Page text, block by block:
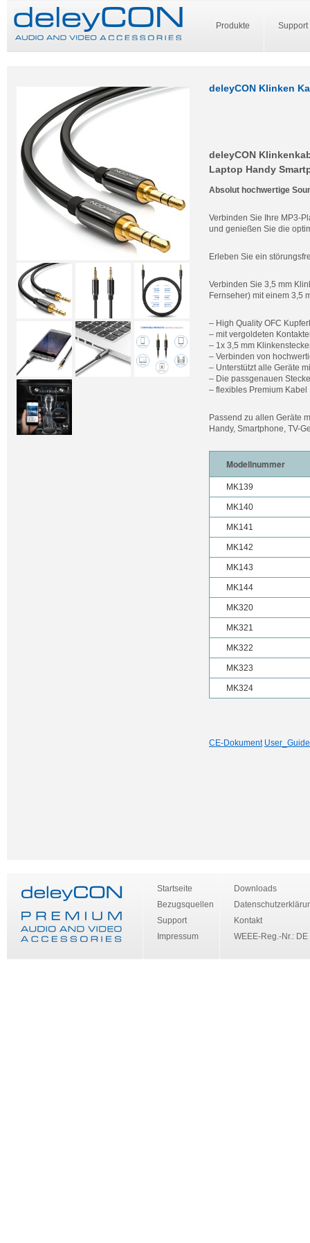
Produkte Support
deleyCON Klinken
deleyCON
Laptop Handy
Absolut hochwertige
Verbinden Sie Ihre MP3-
und genießen Sie die
Erleben Sie ein
Verbinden Sie 3,5 mm
Fernseher) mit einem 3,5
– High Quality OFC
– mit vergoldeten
– 1x 3,5 mm
– Verbinden von
– Unterstützt alle Geräte
– Die passgenauen
– flexibles Premium Kabel
Passend zu allen Geräte
Handy, Smartphone, TV-
Modellnummer
MK139
MK140
MK141
MK142
MK143
MK144
MK320
MK321
MK322
MK323
MK324
CE-Dokument User_Guide
Startseite
Bezugsquellen
Support
Impressum
Downloads
Kontakt
WEEE-Reg.-Nr.: